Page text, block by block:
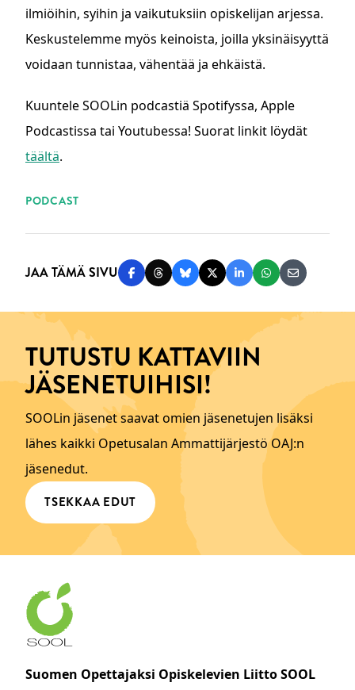
ilmiöihin, syihin ja vaikutuksiin opiskelijan arjessa.
Keskustelemme myös keinoista, joilla yksinäisyyttä
voidaan tunnistaa, vähentää ja ehkäistä.
Kuuntele SOOLin podcastiä Spotifyssa, Apple
Podcastissa tai Youtubessa! Suorat linkit löydät
täältä.
PODCAST
JAA TÄMÄ SIVU Jaa Facebookissa
Jaa Threadsissa
Jaa Blueskyssä
Jaa Twitterissä
Jaa LinkedInissä
Jaa Jaa
TUTUSTU KATTAVIIN
JÄSENETUIHISI!
SOOLin jäsenet saavat omien jäsenetujen lisäksi
lähes kaikki Opetusalan Ammattijärjestö OAJ:n
jäsenedut.
TSEKKAA EDUT
Suomen Opettajaksi Opiskelevien Liitto SOOL